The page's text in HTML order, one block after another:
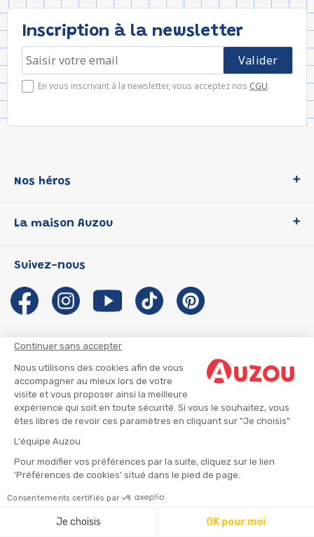
Continuer sans accepter
Nous utilisons des cookies afin de vous
accompagner au mieux lors de votre
visite et vous proposer ainsi la meilleure
expérience qui soit en toute sécurité. Si vous le souhaitez, vous
êtes libres de revoir ces paramètres en cliquant sur "Je choisis"
L'équipe Auzou
Pour modifier vos préférences par la suite, cliquez sur le lien
'Préférences de cookies' situé dans le pied de page.
Consentements certifiés par
Je choisis OK pour moi
Inscription à la newsletter
En vous inscrivant à la newsletter, vous acceptez nos CGU.
Nos héros
P'tit Loup
Les Influenceuses
Migali
Petite Taupe
La maison Auzou
Notre histoire
Auzou s'engage
Auteurs et illustrateurs Auzou
Suivre mon colis
Infos consommateur
Suivez-nous
CGU
CGV
Mentions légales
© 2026 - AUZOU |